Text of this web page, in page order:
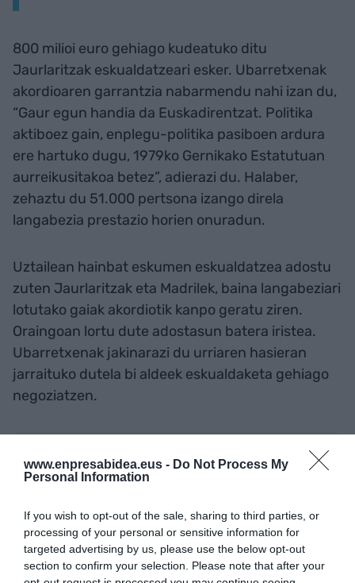
www.enpresabidea.eus - Do Not Process My
Personal Information
If you wish to opt-out of the sale, sharing to third parties, or
processing of your personal or sensitive information for
targeted advertising by us, please use the below opt-out
section to confirm your selection. Please note that after your
800 milioi euro gehiago kudeatuko ditu
Jaurlaritzak eskualdatzeari esker. Ubarretxenak
akordioaren garrantzia nabarmendu nahi izan du,
“Gaur egun handia da Euskadirentzat. Politika
aktiboez gain, enplegu-politika pasiboen ardura
ere hartuko dugu, 1979ko Gernikako Estatutuan
aurreikusitakoa betez”, adierazi du. Halaber,
zehaztu du 51.000 pertsona izango direla
langabezia prestazio horien onuradun.
Uztailean hainbat eskumen eskualdatzea adostu
zuten Jaurlaritzak eta Madrilek, baina langabeziari
lotutako gaiak akordiotik kanpo geratu ziren.
Oraingoan lortu dute adostasun batera iristea.
Ubarretxenak jakinarazi du urriaren hasieran
jarraituko dutela bi aldeek eskualdaketa gehiago
negoziatzen.
hobetsi gisa doan
Egon zaitez azken berriekin informatuta